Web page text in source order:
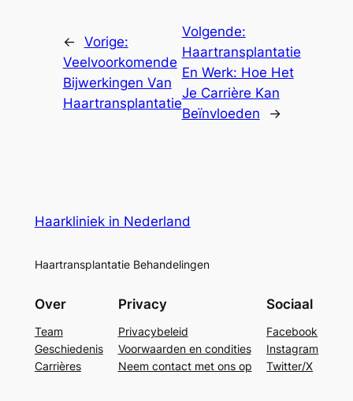
← Vorige:
Veelvoorkomende
Bijwerkingen Van
Haartransplantatie
Volgende:
Haartransplantatie
En Werk: Hoe Het
Je Carrière Kan
Beïnvloeden
→
Haarkliniek in Nederland
Haartransplantatie Behandelingen
Over
Team
Geschiedenis
Carrières
Privacy
Privacybeleid
Voorwaarden en condities
Neem contact met ons op
Sociaal
Facebook
Instagram
Twitter/X